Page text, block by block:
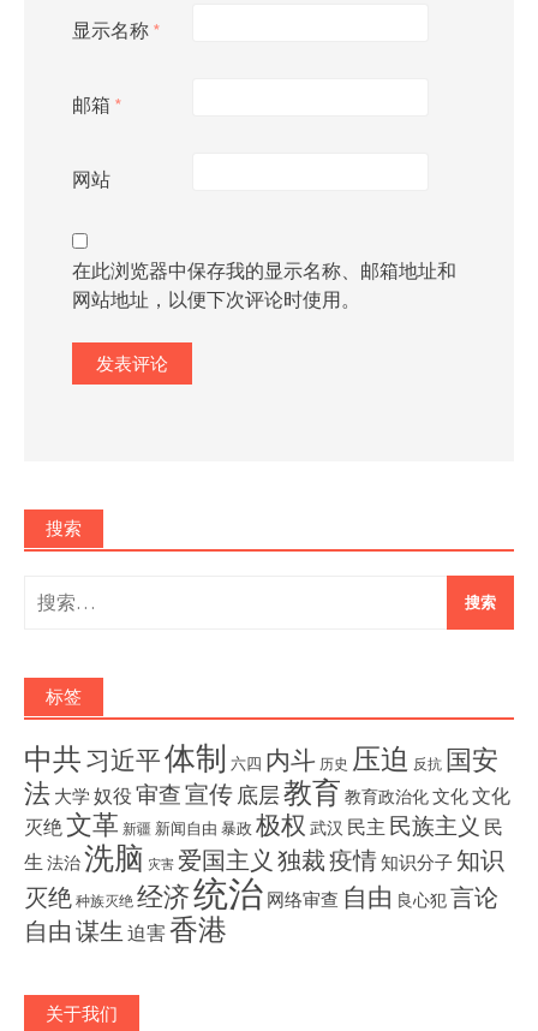
显示名称 *
邮箱 *
网站
在此浏览器中保存我的显示名称、邮箱地址和
网站地址，以便下次评论时使用。
搜索
搜
索：
标签
中共习近平体制 六四 内斗 历史 压迫 反抗 国安
法 大学 奴役 审查宣传底层教育 教育政治化文化文化
灭绝文革 新疆 新闻自由 暴政 极权 武汉 民主 民族主义 民
生 法治洗脑 灾害 爱国主义 独裁疫情知识分子 知识
灭绝 种族灭绝 经济统治 网络审查 自由 良心犯言论
自由 谋生 迫害香港
关于我们